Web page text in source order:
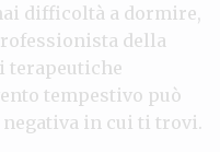
difficoltà a dormire,
della
terapeutiche
tempestivo può
in cui ti trovi.